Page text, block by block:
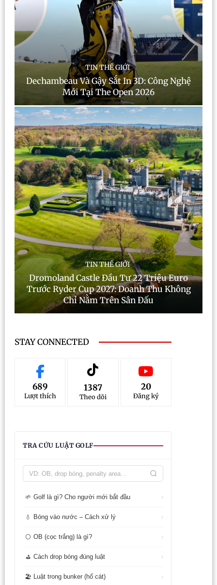
TIN THẾ GIỚI
Dechambeau Và Gậy Sắt In 3D: Công Nghệ
Mới Tại The Open 2026
TIN THẾ GIỚI
Dromoland Castle Đầu Tư 22 Triệu Euro
Trước Ryder Cup 2027: Doanh Thu Không
Chỉ Nằm Trên Sân Đấu
STAY CONNECTED
689
Lượt thích
1387
Theo dõi
20
Đăng ký
TRA CỨU LUẬT GOLF
🌱 Golf là gì? Cho người mới bắt đầu ›
💧 Bóng vào nước – Cách xử lý ›
⚪ OB (cọc trắng) là gì? ›
⛳ Cách drop bóng đúng luật ›
🏖️ Luật trong bunker (hố cát) ›